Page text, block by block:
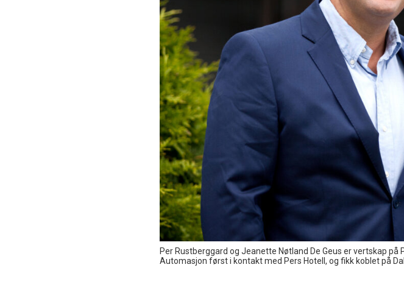
Per Rustberggard og Jeanette Nøtland De Geus er vertskap
Automasjon først i kontakt med Pers Hotell, og fikk koblet på